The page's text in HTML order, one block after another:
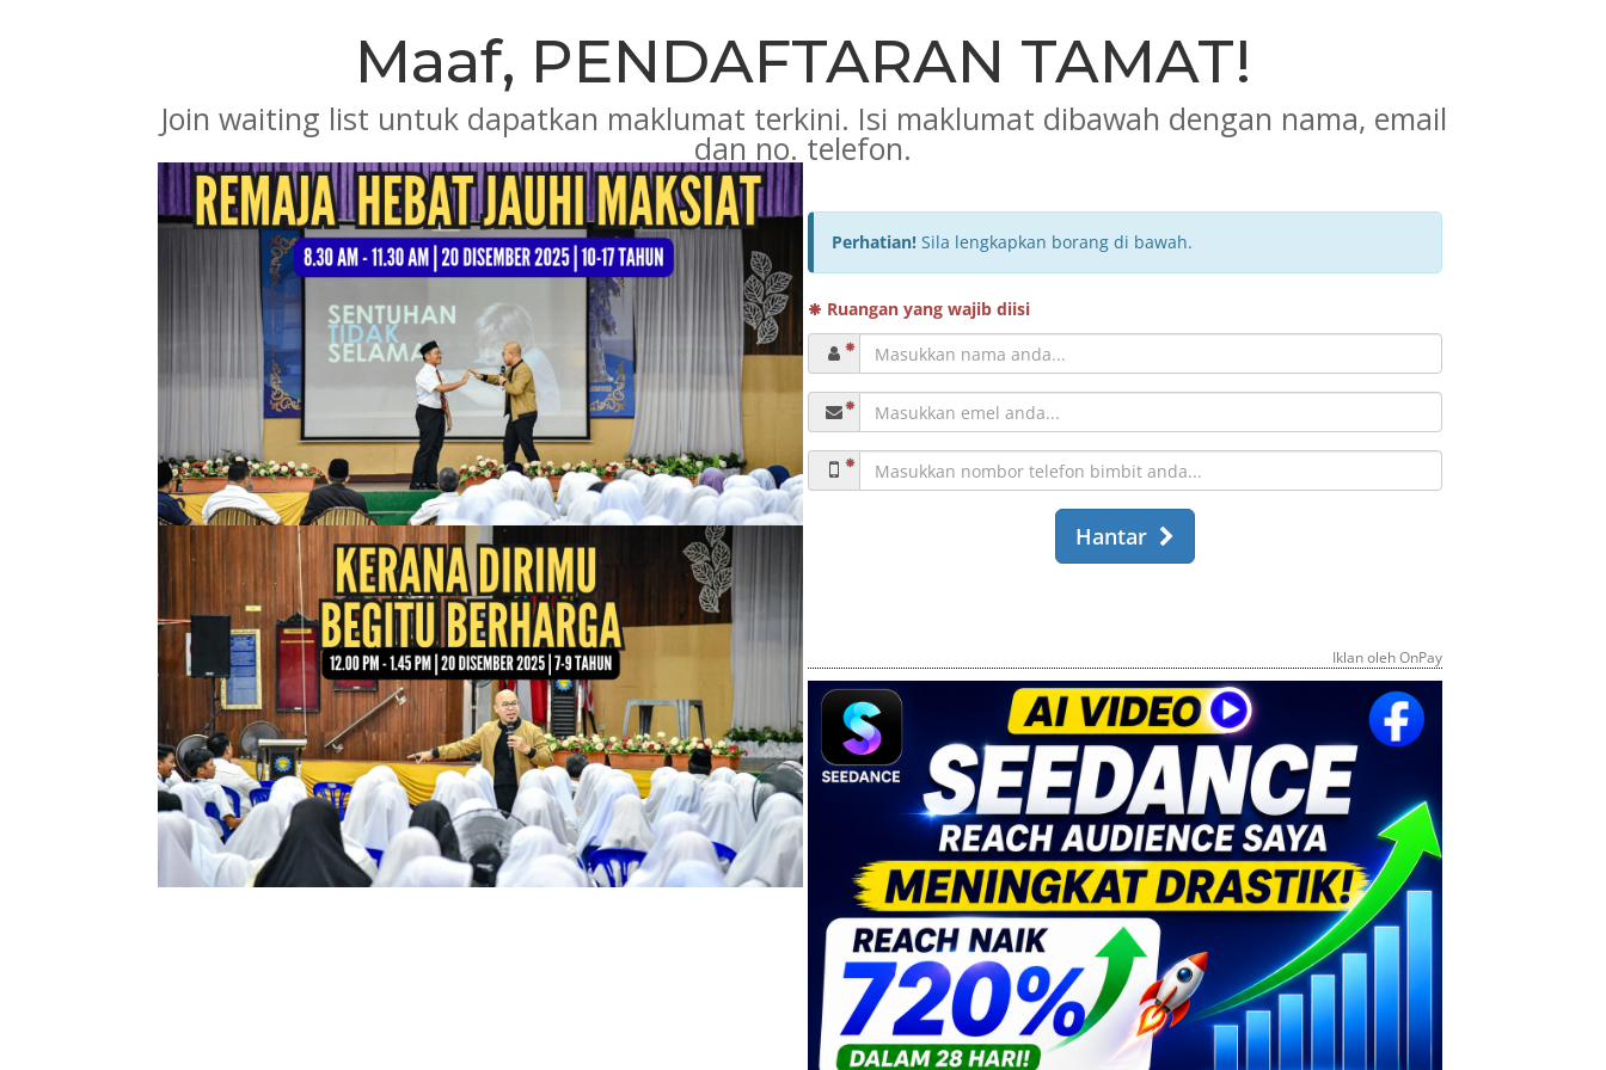
Maaf, PENDAFTARAN TAMAT!
Join waiting list untuk dapatkan maklumat terkini. Isi maklumat dibawah dengan nama, email
dan no. telefon.